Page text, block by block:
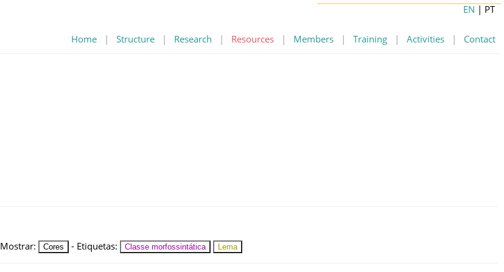
Home | Structure | Research | Resources | Members | Training | Activities | Contact
EN | PT
Mostrar: Cores - Etiquetas: Classe morfossintática Lema